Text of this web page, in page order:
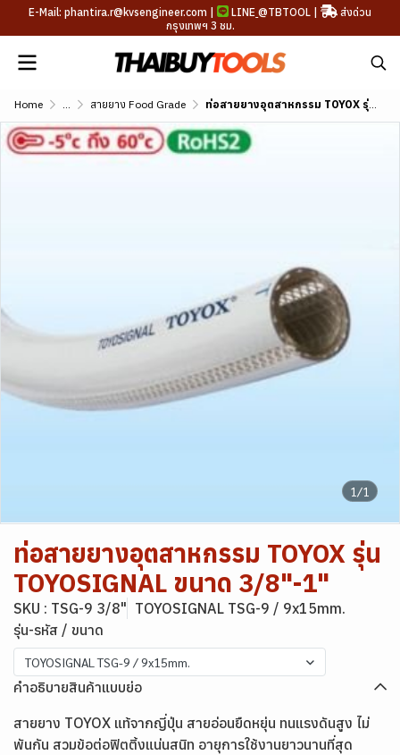
E-Mail: phantira.r@kvsengineer.com | LINE @TBTOOL |
ส่งด่วน
กรุงเทพฯ 3 ชม.
Home ... สายยาง Food Grade ท่อสายยางอุตสาหกรรม TOYOX รุ่น TOYOSIGNAL ขนาด 3/8"-1"
1/1
ท่อสายยางอุตสาหกรรม TOYOX รุ่น
TOYOSIGNAL ขนาด 3/8"-1"
SKU : TSG-9 3/8" TOYOSIGNAL TSG-9 / 9x15mm.
รุ่น-รหัส / ขนาด
TOYOSIGNAL TSG-9 / 9x15mm.
คำอธิบายสินค้าแบบย่อ
สายยาง TOYOX แท้จากญี่ปุ่น สายอ่อนยืดหยุ่น ทนแรงดันสูง ไม่
พันกัน สวมข้อต่อฟิตติ้งแน่นสนิท อายุการใช้งานยาวนานที่สุด